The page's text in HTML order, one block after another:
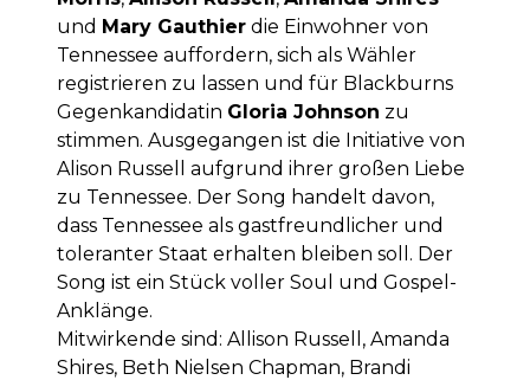
und Mary Gauthier die Einwohner von
Tennessee auffordern, sich als Wähler
registrieren zu lassen und für Blackburns
Gegenkandidatin Gloria Johnson zu
stimmen. Ausgegangen ist die Initiative von
Alison Russell aufgrund ihrer großen Liebe
zu Tennessee. Der Song handelt davon,
dass Tennessee als gastfreundlicher und
toleranter Staat erhalten bleiben soll. Der
Song ist ein Stück voller Soul und Gospel-
Anklänge.
Mitwirkende sind: Allison Russell, Amanda
Shires, Beth Nielsen Chapman, Brandi